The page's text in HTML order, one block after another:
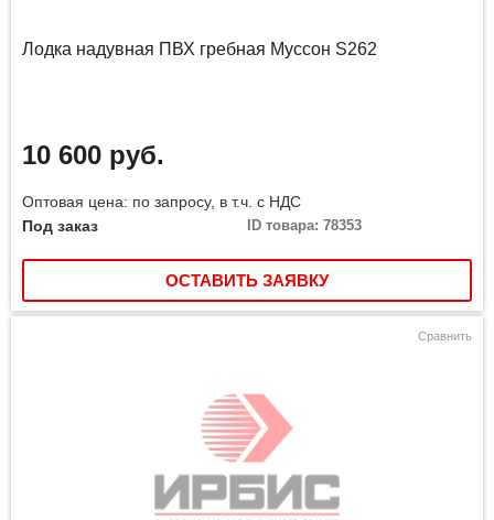
Лодка надувная ПВХ гребная Муссон S262
10 600 руб.
Оптовая цена: по запросу, в т.ч. с НДС
Под заказ
ID товара: 78353
ОСТАВИТЬ ЗАЯВКУ
Сравнить